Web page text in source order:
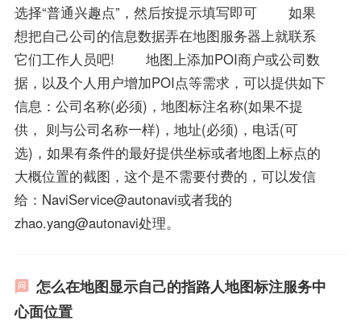
选择“普通兴趣点”，然后按提示填写即可 如果
想把自己公司的信息数据弄在地图服务器上就联系
它们工作人员吧! 地图上添加POI商户或公司数
据，以及个人用户增加POI点等需求，可以提供如下
信息：公司名称(必须)，地图标注名称(如果不提
供， 则与公司名称一样)，地址(必须)，电话(可
选)，如果有条件的最好提供坐标或者地图上标点的
大概位置的截图，这个是不需要付费的，可以发信
给：NaviService@autonavi或者我的
zhao.yang@autonavi处理。
怎么在地图显示自己的指路人地图标注服务中
心面位置